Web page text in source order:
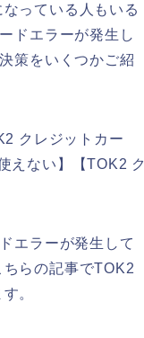
っている人もいる
ドエラーが発生し
策をいくつかご紹
クレジットカー
えない】【TOK2 ク
エラーが発生して
らの記事でTOK2
。